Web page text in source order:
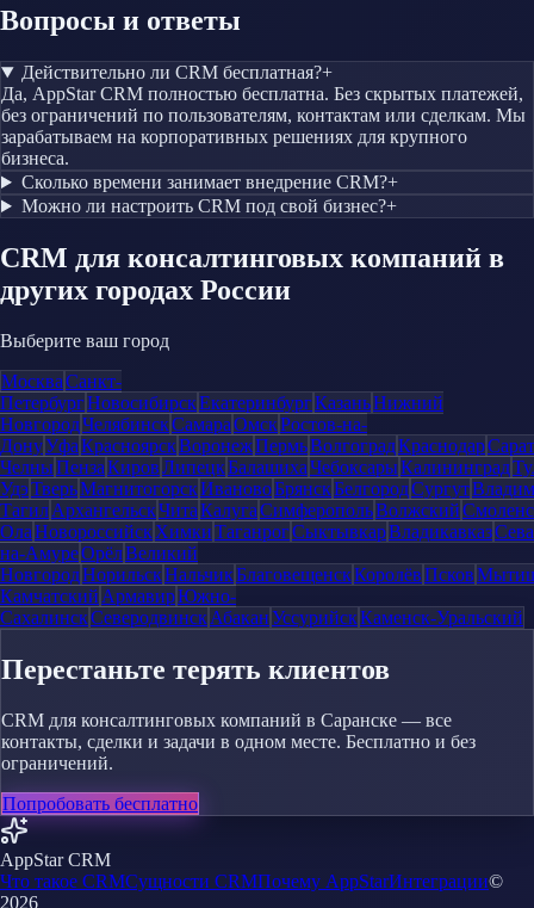
Вопросы и ответы
Действительно ли CRM бесплатная?+
Да, AppStar CRM полностью бесплатна. Без скрытых платежей,
без ограничений по пользователям, контактам или сделкам. Мы
зарабатываем на корпоративных решениях для крупного
бизнеса.
Сколько времени занимает внедрение CRM?+
Можно ли настроить CRM под свой бизнес?+
CRM для консалтинговых компаний в
других городах России
Выберите ваш город
МоскваСанкт-
ПетербургНовосибирскЕкатеринбургКазаньНижний
НовгородЧелябинскСамараОмскРостов-на-
ДонуУфаКрасноярскВоронежПермьВолгоградКраснодар
ЧелныПензаКировЛипецкБалашихаЧебоксарыКалининград
УдэТверьМагнитогорскИвановоБрянскБелгородСургут
ТагилАрхангельскЧитаКалугаСимферопольВолжский
ОлаНовороссийскХимкиТаганрогСыктывкарВладикавказ
на-АмуреОрёлВеликий
НовгородНорильскНальчикБлаговещенскКоролёвПсков
Камчатский АрмавирЮжно-
СахалинскСеверодвинскАбаканУссурийскКаменск-Уральский
Перестаньте терять клиентов
CRM для консалтинговых компаний в Саранске — все
контакты, сделки и задачи в одном месте. Бесплатно и без
ограничений.
Попробовать бесплатно
AppStar CRM
Что такое CRMСущности CRMПочему AppStarИнтеграции©
2026